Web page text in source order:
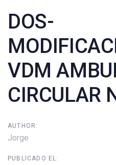
DOS-
VDM
CIRCULAR
AUTHOR:
Jorge
PUBLICADO EL:
navigation